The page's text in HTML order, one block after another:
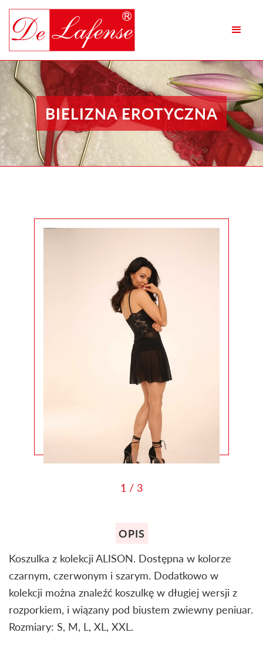
BIELIZNA EROTYCZNA
OPIS
Koszulka z kolekcji ALISON. Dostępna w kolorze
czarnym, czerwonym i szarym. Dodatkowo w
kolekcji można znaleźć koszulkę w długiej wersji z
rozporkiem, i wiązany pod biustem zwiewny peniuar.
Rozmiary: S, M, L, XL, XXL.
1 / 3